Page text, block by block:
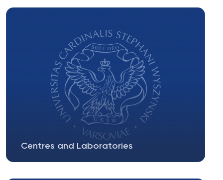
wynik we współpczynniku nasycenia...
Centres and Laboratories